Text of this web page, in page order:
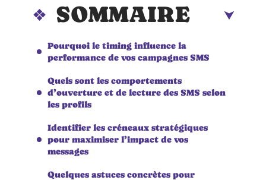
SOMMAIRE
Pourquoi le timing influence la
performance de vos campagnes SMS
Quels sont les comportements
d’ouverture et de lecture des SMS selon
les profils
Identifier les créneaux stratégiques
pour maximiser l’impact de vos
messages
Quelques astuces concrètes pour